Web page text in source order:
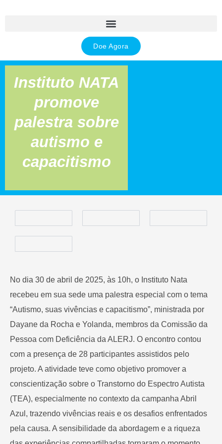
Doe Agora
Instituto NATA
promove
palestra sobre
autismo e
capacitismo
No dia 30 de abril de 2025, às 10h, o Instituto Nata
recebeu em sua sede uma palestra especial com o tema
“Autismo, suas vivências e capacitismo”, ministrada por
Dayane da Rocha e Yolanda, membros da Comissão da
Pessoa com Deficiência da ALERJ. O encontro contou
com a presença de 28 participantes assistidos pelo
projeto. A atividade teve como objetivo promover a
conscientização sobre o Transtorno do Espectro Autista
(TEA), especialmente no contexto da campanha Abril
Azul, trazendo vivências reais e os desafios enfrentados
pela causa. A sensibilidade da abordagem e a riqueza